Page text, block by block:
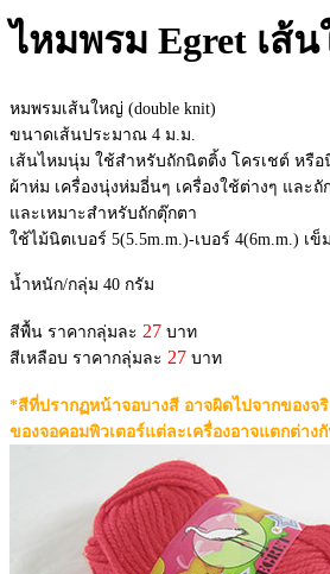
ไหมพรม Egret เส้
หมพรมเส้นใหญ่ (double knit)
ขนาดเส้นประมาณ 4 ม.ม.
เส้นไหมนุ่ม ใช้สำหรับถักนิตติ้ง โครเชต์ หรือ
ผ้าห่ม เครื่องนุ่งห่มอี่นๆ เครื่องใช้ต่างๆ และถั
และเหมาะสำหรับถักตุ๊กตา
ใช้ไม้นิตเบอร์ 5(5.5m.m.)-เบอร์ 4(6m.m.) เข็
น้ำหนัก/กลุ่ม 40 กรัม
สีพื้น ราคากลุ่มละ 27 บาท
สีเหลือบ ราคากลุ่มละ 27 บาท
*สีที่ปรากฏหน้าจอบางสี อาจผิดไปจากของจริ
ของจอคอมพิวเตอร์แต่ละเครื่องอาจแตกต่าง